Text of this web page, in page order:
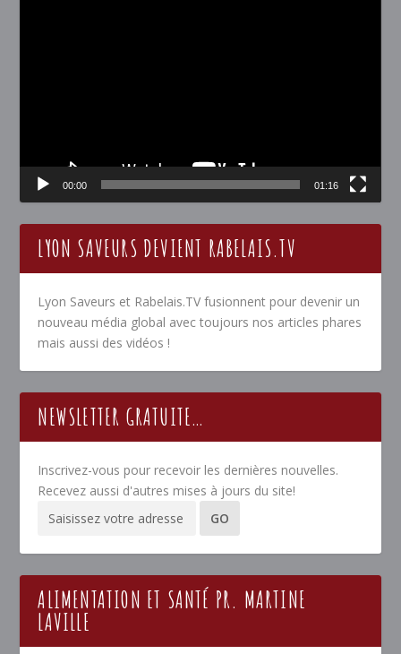
00:00 01:16
LYON SAVEURS DEVIENT RABELAIS.TV
Lyon Saveurs et Rabelais.TV fusionnent pour devenir un
nouveau média global avec toujours nos articles phares
mais aussi des vidéos !
NEWSLETTER GRATUITE…
Inscrivez-vous pour recevoir les dernières nouvelles.
Recevez aussi d'autres mises à jours du site!
ALIMENTATION ET SANTÉ PR. MARTINE
LAVILLE